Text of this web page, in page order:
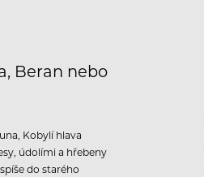
Beran nebo
Kobylí hlava
údolími a hřebeny
do starého